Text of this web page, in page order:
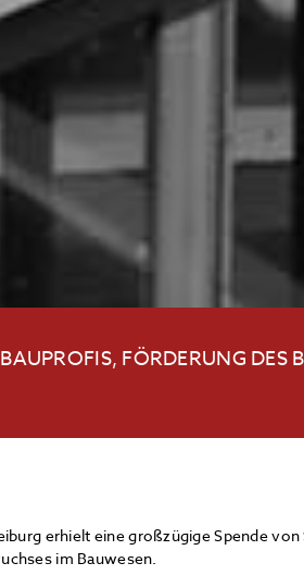
FÖRDERUNG DES
erhielt eine großzügige Spende von
im Bauwesen.